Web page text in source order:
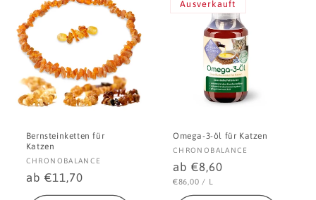
Bernsteinketten für
Katzen
Anbieter:
CHRONOBALANCE
Normaler
Preis
ab €11,70
Ausverkauft
Omega-3-öl für Katzen
Anbieter:
CHRONOBALANCE
Normaler
Preis
ab €8,60
STÜCKPREIS
€86,00 / PRO
L